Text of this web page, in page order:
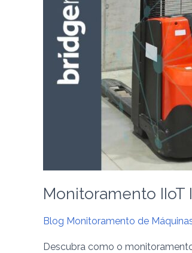
Monitoramento IIoT
Blog Monitoramento de
Descubra como o
Pesadas